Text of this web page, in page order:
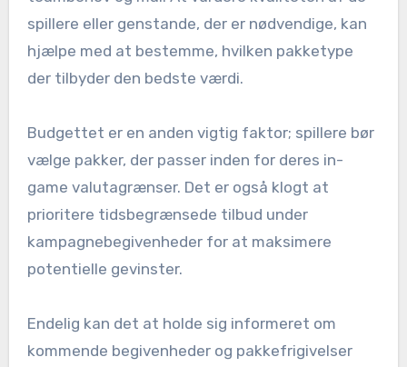
spillere eller genstande, der er nødvendige, kan
hjælpe med at bestemme, hvilken pakketype
der tilbyder den bedste værdi.
Budgettet er en anden vigtig faktor; spillere bør
vælge pakker, der passer inden for deres in-
game valutagrænser. Det er også klogt at
prioritere tidsbegrænsede tilbud under
kampagnebegivenheder for at maksimere
potentielle gevinster.
Endelig kan det at holde sig informeret om
kommende begivenheder og pakkefrigivelser